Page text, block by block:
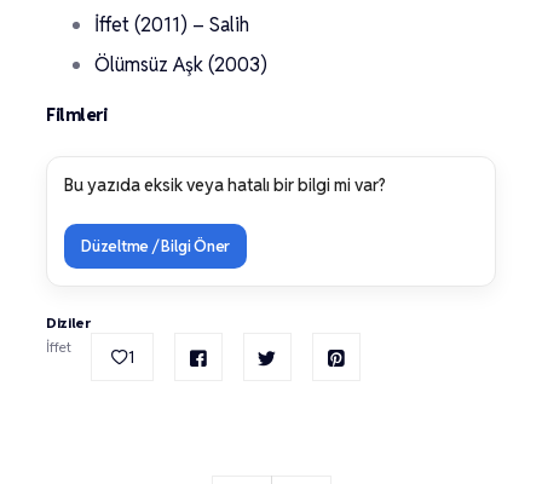
İffet (2011) – Salih
Ölümsüz Aşk (2003)
Filmleri
Bu yazıda eksik veya hatalı bir bilgi mi var?
Düzeltme / Bilgi Öner
Diziler
İffet
1